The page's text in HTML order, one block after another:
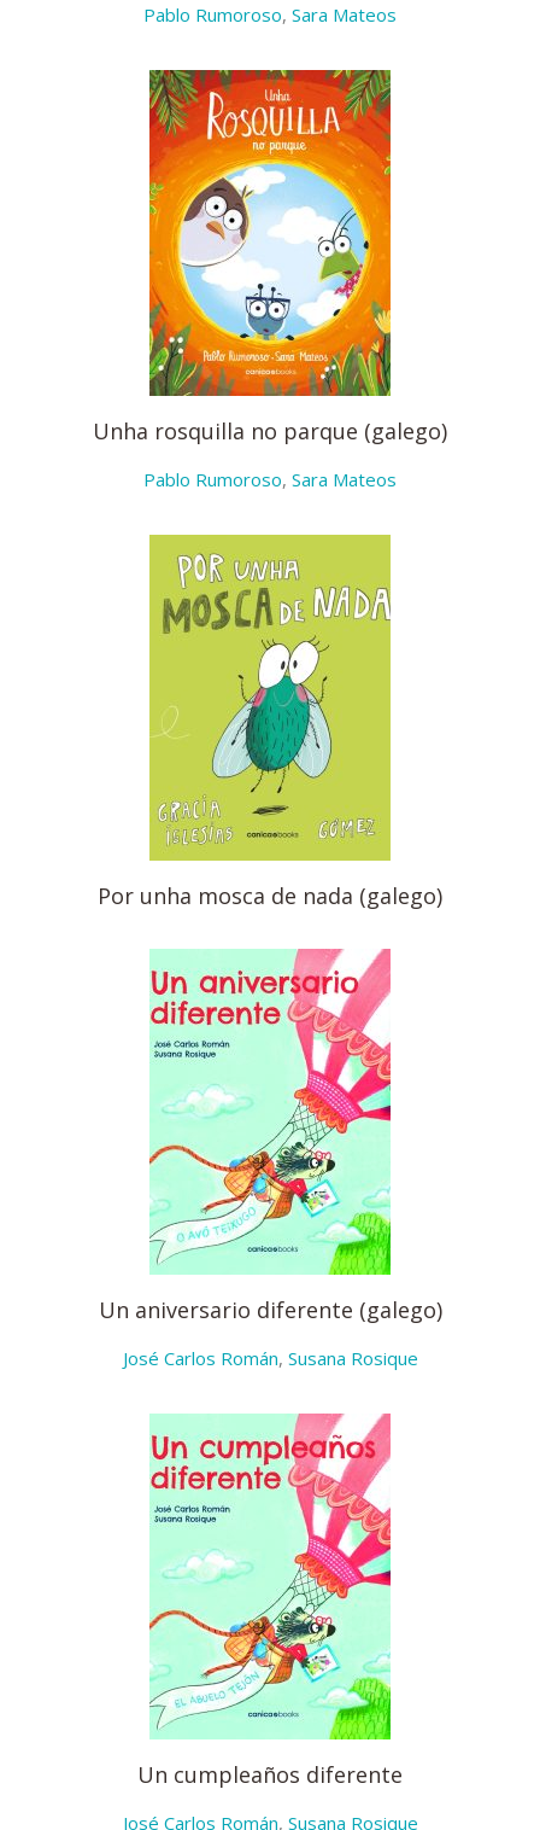
Pablo Rumoroso, Sara Mateos
Unha rosquilla no parque (galego)
Pablo Rumoroso, Sara Mateos
Por unha mosca de nada (galego)
Un aniversario diferente (galego)
José Carlos Román, Susana Rosique
Un cumpleaños diferente
José Carlos Román, Susana Rosique